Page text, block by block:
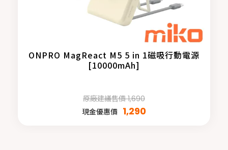
ONPRO MagReact M5 5 in 1磁吸行動電源
[10000mAh]
原廠建議售價 1,690
現金優惠價 1,290